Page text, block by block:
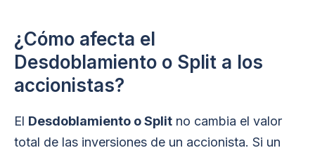
¿Cómo afecta el
Desdoblamiento o Split a los
accionistas?
El Desdoblamiento o Split no cambia el valor
total de las inversiones de un accionista. Si un